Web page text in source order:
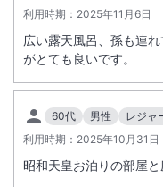
利用時期： 2025年11月6日
広い露天風呂、孫も連
がとても良いです。
60代 男性
レジャ
利用時期： 2025年10月31日
昭和天皇お泊りの部屋